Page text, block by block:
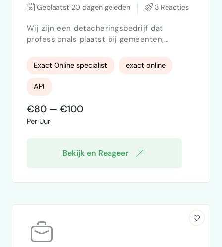
Geplaatst 20 dagen geleden
3 Reacties
Wij zijn een detacheringsbedrijf dat
professionals plaatst bij gemeenten,
professionaliseren onze financiële
administratie en zoeken een freelance
specialist die ons helpt Exact Online
Wat we zoeken Een Exact Online specialist
die verder kijkt dan de standaardinrichting.
Iemand die meedenkt over hoe wij het
Exact Online specialist exact online
API
€80 — €100
Per Uur
Bekijk en Reageer